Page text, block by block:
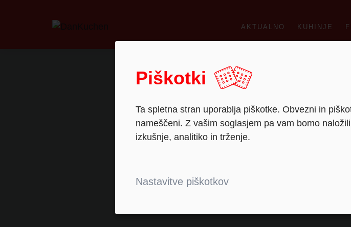
AKTUALNO KUHINJE
Piškotki
Ta spletna stran uporablja piškotke. Obvezni in
nameščeni. Z vašim soglasjem pa vam bomo
izkušnje, analitiko in trženje.
Nastavitve piškotkov